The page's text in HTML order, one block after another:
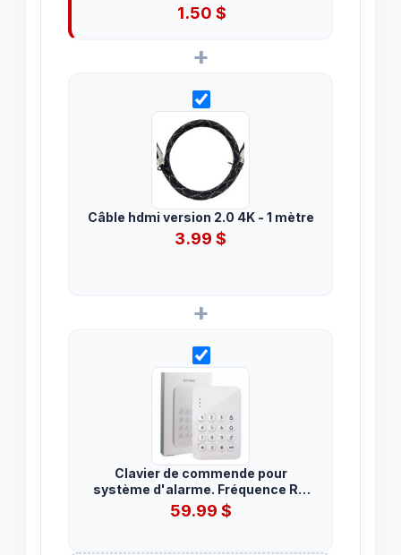
1.50 $
+
Câble hdmi version 2.0 4K - 1 mètre
3.99 $
+
Clavier de commende pour
système d'alarme. Fréquence RF:
433MHz
59.99 $